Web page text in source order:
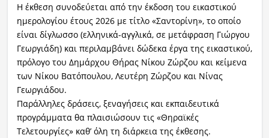
Η έκθεση συνοδεύεται από την έκδοση του εικαστικού
ημερολογίου έτους 2026 με τίτλο «Σαντορίνη», το οποίο
είναι δίγλωσσο (ελληνικά-αγγλικά, σε μετάφραση Γιώργου
Γεωργιάδη) και περιλαμβάνει δώδεκα έργα της εικαστικού,
πρόλογο του Δημάρχου Θήρας Νίκου Ζώρζου και κείμενα
των Νίκου Βατόπουλου, Λευτέρη Ζώρζου και Νίνας
Γεωργιάδου.
Παράλληλες δράσεις, ξεναγήσεις και εκπαιδευτικά
προγράμματα θα πλαισιώσουν τις «Θηραϊκές
Τελετουργίες» καθ’ όλη τη διάρκεια της έκθεσης.